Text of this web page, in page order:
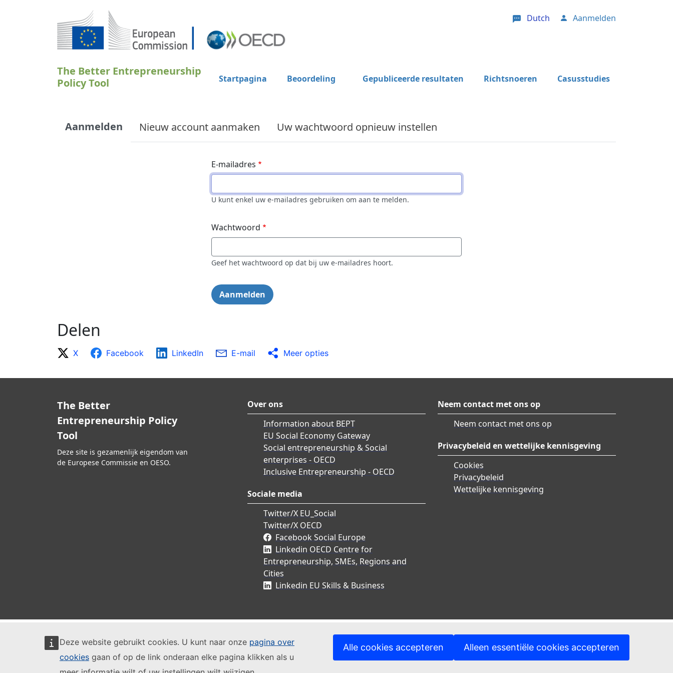
Overslaan en naar de inhoud gaan
Deze website gebruikt cookies. U kunt naar onze pagina over
cookies gaan of op de link onderaan elke pagina klikken als u
Alle cookies accepteren Alleen essentiële cookies accepteren
Dutch User account menu
Aanmelden
The Better Entrepreneurship
Policy Tool
Startpagina Beoordeling Gepubliceerde resultaten Richtsnoeren Casusstudies
Primary tabs
Aanmelden Nieuw account aanmaken Uw wachtwoord opnieuw instellen
E-mailadres
U kunt enkel uw e-mailadres gebruiken om aan te melden.
Wachtwoord
Geef het wachtwoord op dat bij uw e-mailadres hoort.
Delen
X Facebook LinkedIn E-mail Meer opties
The Better
Entrepreneurship Policy
Tool
Deze site is gezamenlijk eigendom van
de Europese Commissie en OESO.
Over ons
Information about BEPT
EU Social Economy Gateway
Social entrepreneurship & Social
enterprises - OECD
Inclusive Entrepreneurship - OECD
Sociale media
Twitter/X EU_Social
Twitter/X OECD
Facebook Social Europe
Linkedin OECD Centre for
Entrepreneurship, SMEs, Regions and
Cities
Linkedin EU Skills & Business
Neem contact met ons op
Neem contact met ons op
Privacybeleid en wettelijke kennisgeving
Cookies
Privacybeleid
Wettelijke kennisgeving